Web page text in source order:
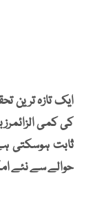
ایک تازہ ترین
کی کمی
ثابت ہوسکتی
حوالے سے نئے